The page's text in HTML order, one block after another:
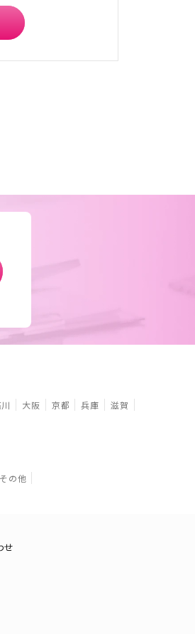
大阪 京都 兵庫
滋賀
その他
せ